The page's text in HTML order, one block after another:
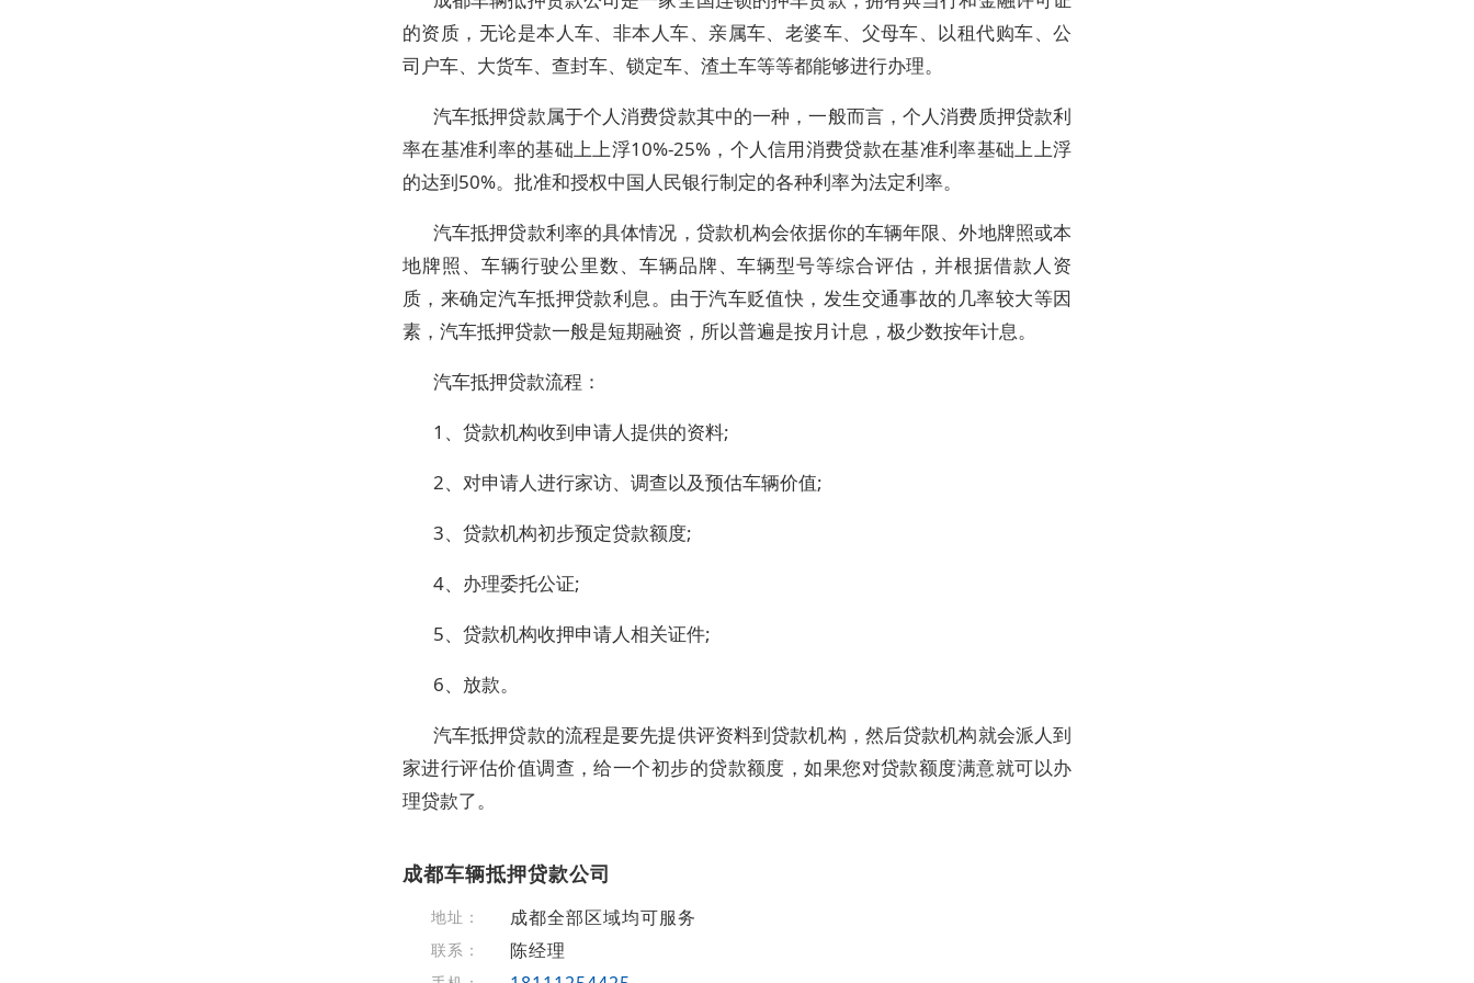
的资质，无论是本人车、非本人车、亲属车、老婆车、父母车、以租代购车、公
司户车、大货车、查封车、锁定车、渣土车等等都能够进行办理。
汽车抵押贷款属于个人消费贷款其中的一种，一般而言，个人消费质押贷款利
率在基准利率的基础上上浮10%-25%，个人信用消费贷款在基准利率基础上上浮
的达到50%。批准和授权中国人民银行制定的各种利率为法定利率。
汽车抵押贷款利率的具体情况，贷款机构会依据你的车辆年限、外地牌照或本
地牌照、车辆行驶公里数、车辆品牌、车辆型号等综合评估，并根据借款人资
质，来确定汽车抵押贷款利息。由于汽车贬值快，发生交通事故的几率较大等因
素，汽车抵押贷款一般是短期融资，所以普遍是按月计息，极少数按年计息。
汽车抵押贷款流程：
1、贷款机构收到申请人提供的资料;
2、对申请人进行家访、调查以及预估车辆价值;
3、贷款机构初步预定贷款额度;
4、办理委托公证;
5、贷款机构收押申请人相关证件;
6、放款。
汽车抵押贷款的流程是要先提供评资料到贷款机构，然后贷款机构就会派人到
家进行评估价值调查，给一个初步的贷款额度，如果您对贷款额度满意就可以办
理贷款了。
成都车辆抵押贷款公司
地址： 成都全部区域均可服务
联系： 陈经理